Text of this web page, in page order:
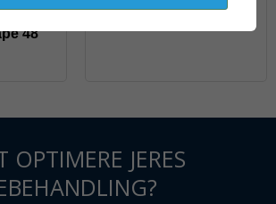
48
Baseline valse 25 cm
OPTIMERE JERES